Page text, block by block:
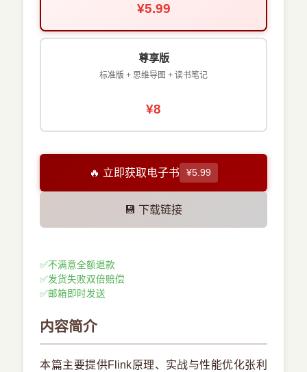
¥5.99
尊享版
标准版 + 思维导图 + 读书笔记
¥8
🔥 立即获取电子书 ¥5.99
💾 下载链接
✅不满意全额退款
✅发货失败双倍赔偿
✅邮箱即时发送
内容简介
本篇主要提供Flink原理、实战与性能优化张利